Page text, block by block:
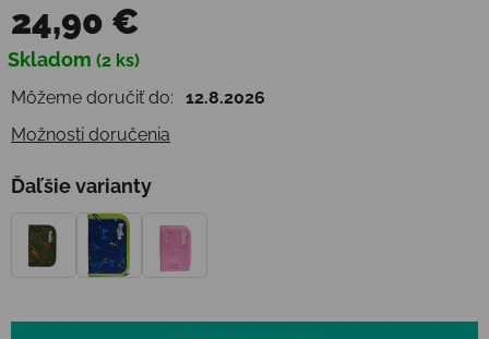
24,90 €
Jednotková cena:
Skladom (2 ks)
Môžeme doručiť do:
12.8.2026
Možnosti doručenia
Ďaľšie varianty